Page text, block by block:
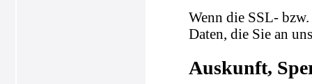
Wenn die SSL-
Daten, die Sie an
Auskunft,